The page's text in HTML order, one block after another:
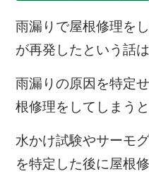
雨漏りで屋根修理を
が再発したという話
雨漏りの原因を特定
根修理をしてしまう
水かけ試験やサーモ
を特定した後に屋根